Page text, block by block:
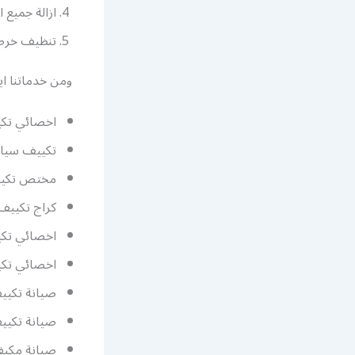
ازالة
تنظيف
ومن
اخصائي
تكييف
مختص
كراج
اخصائي
اخصائي
صيانة
صيانة